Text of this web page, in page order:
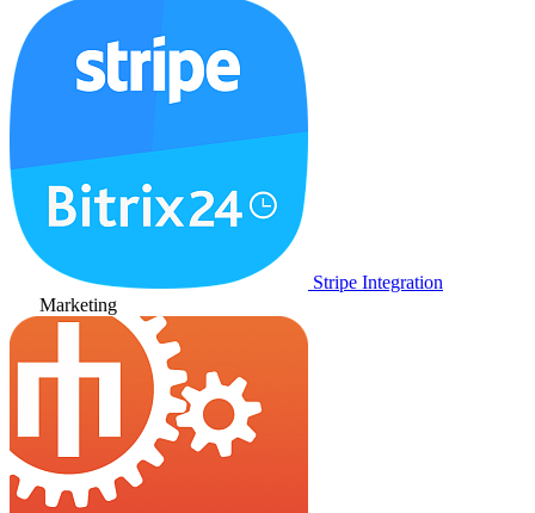
Stripe Integration
Marketing